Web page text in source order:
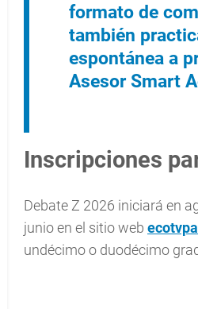
formato de
también
espontánea a
Asesor Smart
Inscripciones
Debate Z 2026 iniciará en
junio en el sitio web
undécimo o duodécimo